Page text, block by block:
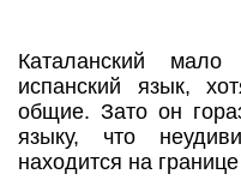
Каталанский
испанский язык,
общие. Зато он
языку, что
находится на